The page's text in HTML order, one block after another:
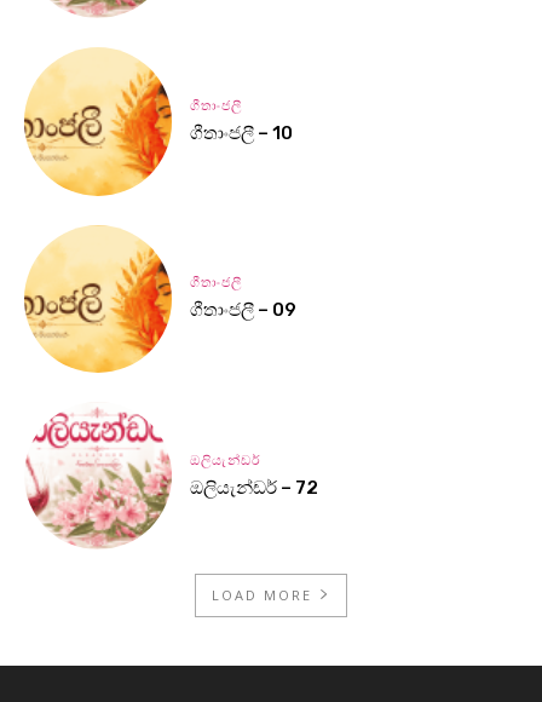
ගීතාංජලී
ගීතාංජලී – 10
ගීතාංජලී
ගීතාංජලී – 09
ඔලියැන්ඩර්
ඔලියැන්ඩර් – 72
LOAD MORE